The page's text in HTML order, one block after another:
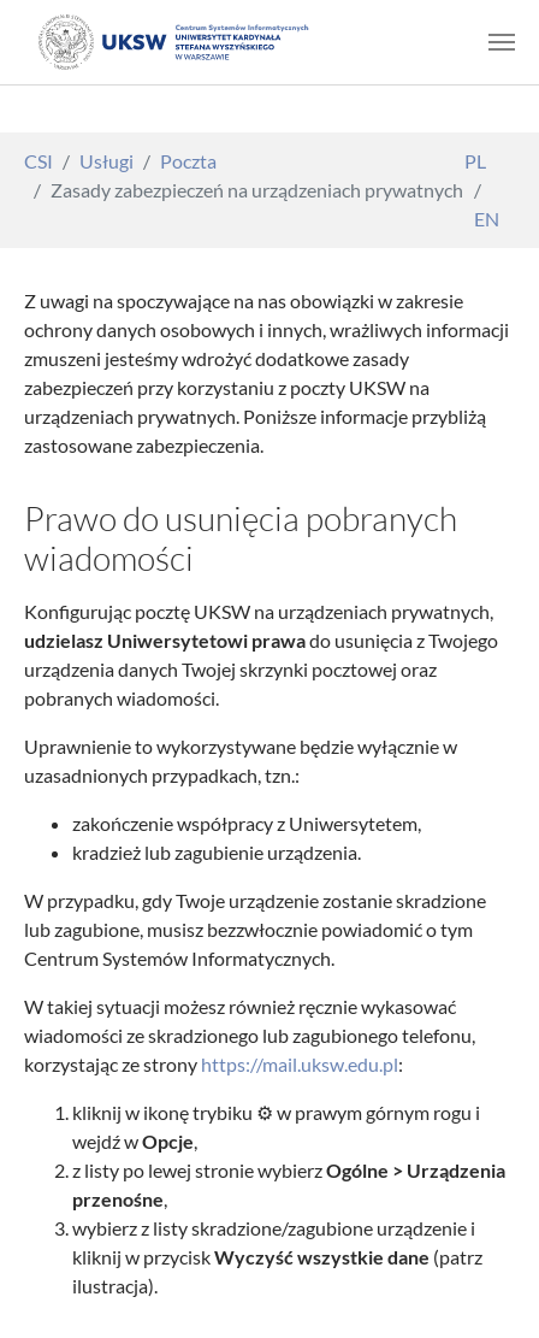
CSI Usługi
Poczta
Zasady zabezpieczeń na urządzeniach prywatnych
PL
EN
Z uwagi na spoczywające na nas obowiązki w zakresie
ochrony danych osobowych i innych, wrażliwych informacji
zmuszeni jesteśmy wdrożyć dodatkowe zasady
zabezpieczeń przy korzystaniu z poczty UKSW na
urządzeniach prywatnych. Poniższe informacje przybliżą
zastosowane zabezpieczenia.
Prawo do usunięcia pobranych
wiadomości
Konfigurując pocztę UKSW na urządzeniach prywatnych,
udzielasz Uniwersytetowi prawado usunięcia z Twojego
urządzenia danych Twojej skrzynki pocztowej oraz
pobranych wiadomości.
Uprawnienie to wykorzystywane będzie wyłącznie w
uzasadnionych przypadkach, tzn.:
zakończenie współpracy z Uniwersytetem,
kradzież lub zagubienie urządzenia.
W przypadku, gdy Twoje urządzenie zostanie skradzione
lub zagubione, musisz bezzwłocznie powiadomić o tym
Centrum Systemów Informatycznych.
W takiej sytuacji możesz również ręcznie wykasować
wiadomości ze skradzionego lub zagubionego telefonu,
korzystając ze strony https://mail.uksw.edu.pl:
kliknij w ikonę trybiku ⚙️ w prawym górnym rogu i
wejdź wOpcje,
z listy po lewej stronie wybierzOgólne > Urządzenia
przenośne,
wybierz z listy skradzione/zagubione urządzenie i
kliknij w przyciskWyczyść wszystkie dane (patrz
ilustracja).